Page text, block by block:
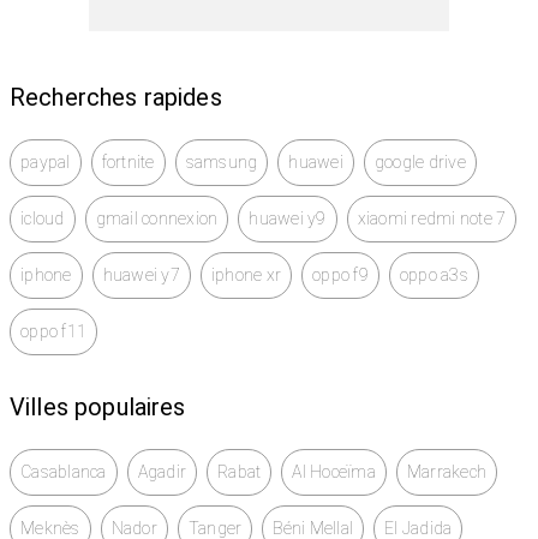
Recherches rapides
paypal fortnite samsung huawei google drive
icloud gmail connexion huawei y9 xiaomi redmi note 7
iphone huawei y7 iphone xr oppo f9 oppo a3s
oppo f11
Villes populaires
Casablanca Agadir Rabat Al Hoceïma Marrakech
Meknès Nador Tanger Béni Mellal El Jadida